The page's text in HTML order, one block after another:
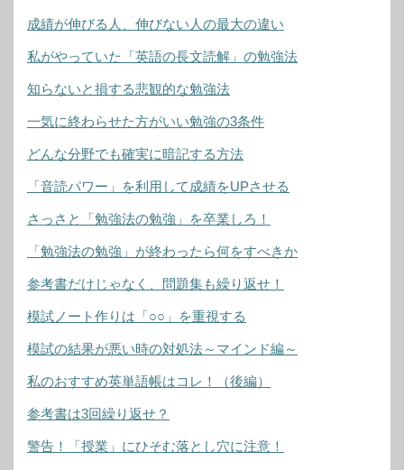
成績が伸びる人、伸びない人の最大の違い
私がやっていた「英語の長文読解」の勉強法
知らないと損する悲観的な勉強法
一気に終わらせた方がいい勉強の3条件
どんな分野でも確実に暗記する方法
「音読パワー」を利用して成績をUPさせる
さっさと「勉強法の勉強」を卒業しろ！
「勉強法の勉強」が終わったら何をすべきか
参考書だけじゃなく、問題集も繰り返せ！
模試ノート作りは「○○」を重視する
模試の結果が悪い時の対処法～マインド編～
私のおすすめ英単語帳はコレ！（後編）
参考書は3回繰り返せ？
警告！「授業」にひそむ落とし穴に注意！